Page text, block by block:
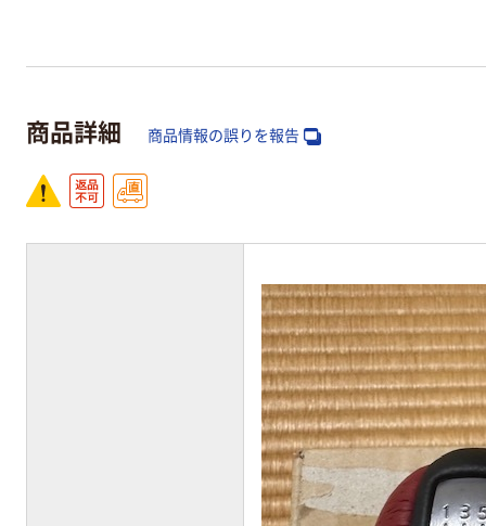
商品詳細 商品情報の誤りを報告